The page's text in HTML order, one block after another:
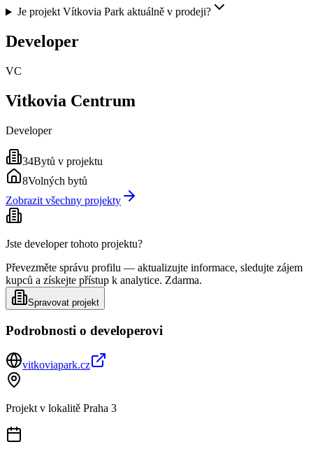
Je projekt Vítkovia Park aktuálně v prodeji?
Developer
VC
Vitkovia Centrum
Developer
34Bytů v projektu
8Volných bytů
Zobrazit všechny projekty
Jste developer tohoto projektu?
Převezměte správu profilu — aktualizujte informace, sledujte zájem
kupců a získejte přístup k analytice. Zdarma.
Spravovat projekt
Podrobnosti o developerovi
vitkoviapark.cz
Projekt v lokalitě Praha 3